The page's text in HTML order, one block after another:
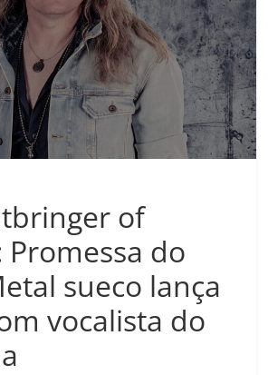
of
Promessa do
sueco lança
vocalista do